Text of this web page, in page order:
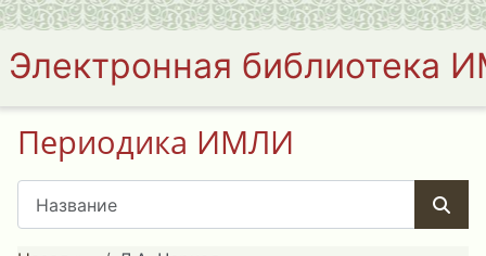
Электронная библиотека
Периодика ИМЛИ